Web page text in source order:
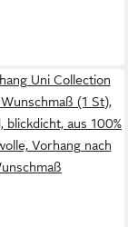
Uni Collection
Wunschmaß (1 St),
blickdicht, aus 100%
Vorhang nach